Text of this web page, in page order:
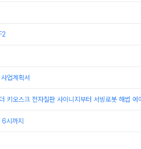
업계획서
키오스크 전자칠판 사이니지부터 서빙로봇 해썹
시까지